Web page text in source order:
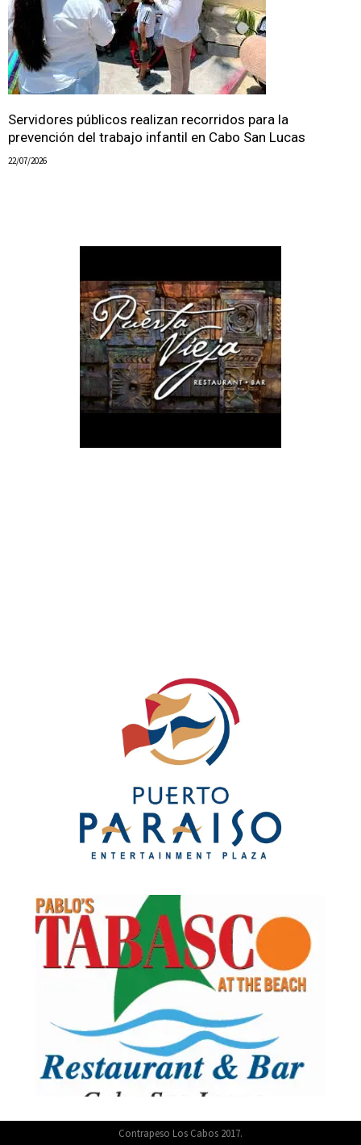
Servidores públicos realizan recorridos para la
prevención del trabajo infantil en Cabo San Lucas
22/07/2026
Contrapeso Los Cabos 2017.